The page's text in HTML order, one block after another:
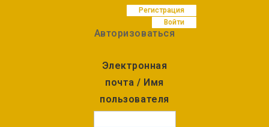
Регистрация
Войти
Авторизоваться
Электронная
почта / Имя
пользователя